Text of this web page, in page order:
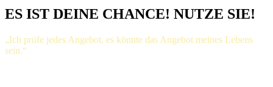
ES IST DEINE CHANCE! NUTZE SIE!
„Ich prüfe jedes Angebot, es könnte das Angebot meines Lebens
sein.“